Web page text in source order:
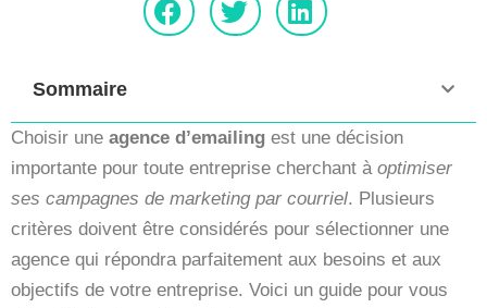
Sommaire
Choisir une agence d’emailing est une décision
importante pour toute entreprise cherchant à optimiser
ses campagnes de marketing par courriel. Plusieurs
critères doivent être considérés pour sélectionner une
agence qui répondra parfaitement aux besoins et aux
objectifs de votre entreprise. Voici un guide pour vous